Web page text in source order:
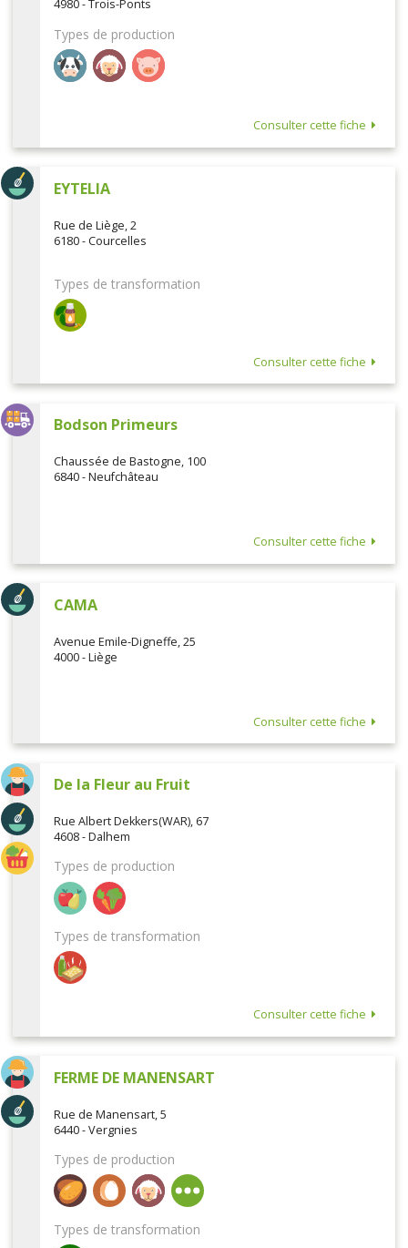
4980 - Trois-Ponts
Types de production
Consulter cette fiche
EYTELIA
Rue de Liège, 2
6180 - Courcelles
Types de transformation
Consulter cette fiche
Bodson Primeurs
Chaussée de Bastogne, 100
6840 - Neufchâteau
Consulter cette fiche
CAMA
Avenue Emile-Digneffe, 25
4000 - Liège
Consulter cette fiche
De la Fleur au Fruit
Rue Albert Dekkers(WAR), 67
4608 - Dalhem
Types de production
Types de transformation
Consulter cette fiche
FERME DE MANENSART
Rue de Manensart, 5
6440 - Vergnies
Types de production
Types de transformation